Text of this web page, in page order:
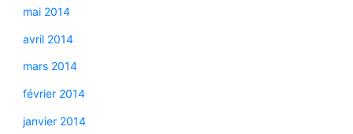
mai 2014
avril 2014
mars 2014
février 2014
janvier 2014